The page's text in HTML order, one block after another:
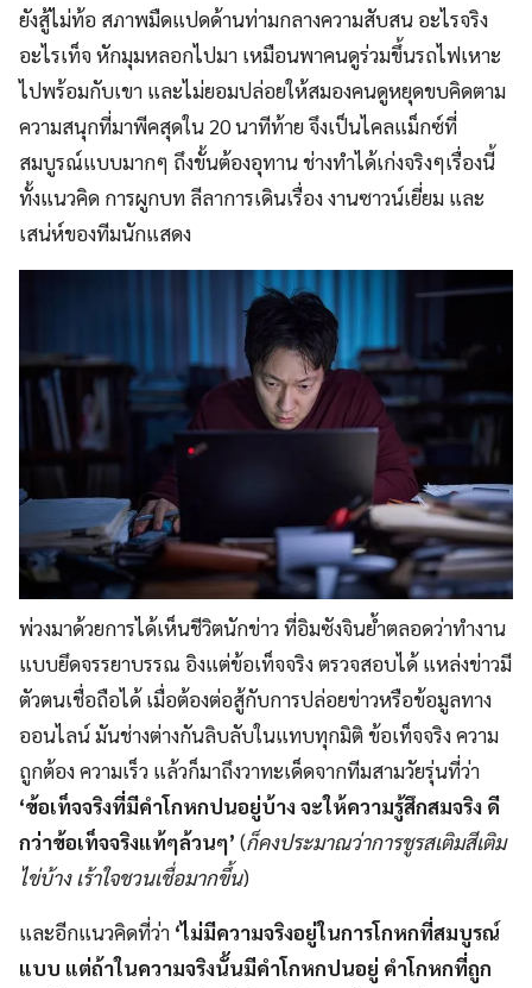
ยังสู้ไม่ท้อ สภาพมืดแปดด้านท่ามกลางความสับสน อะไรจริง
อะไรเท็จ หักมุมหลอกไปมา เหมือนพาคนดูร่วมขึ้นรถไฟเหาะ
ไปพร้อมกับเขา และไม่ยอมปล่อยให้สมองคนดูหยุดขบคิดตาม
ความสนุกที่มาพีคสุดใน 20 นาทีท้าย จึงเป็นไคลแม็กซ์ที่
สมบูรณ์แบบมากๆ ถึงขั้นต้องอุทาน ช่างทำได้เก่งจริงๆเรื่องนี้
ทั้งแนวคิด การผูกบท ลีลาการเดินเรื่อง งานซาวน์เยี่ยม และ
เสน่ห์ของทีมนักแสดง
พ่วงมาด้วยการได้เห็นชีวิตนักข่าว ที่อิมซังจินย้ำตลอดว่าทำงาน
แบบยึดจรรยาบรรณ อิงแต่ข้อเท็จจริง ตรวจสอบได้ แหล่งข่าวมี
ตัวตนเชื่อถือได้ เมื่อต้องต่อสู้กับการปล่อยข่าวหรือข้อมูลทาง
ออนไลน์ มันช่างต่างกันลิบลับในแทบทุกมิติ ข้อเท็จจริง ความ
ถูกต้อง ความเร็ว แล้วก็มาถึงวาทะเด็ดจากทีมสามวัยรุ่นที่ว่า
‘ข้อเท็จจริงที่มีคำโกหกปนอยู่บ้าง จะให้ความรู้สึกสมจริง ดี
กว่าข้อเท็จจริงแท้ๆล้วนๆ’ (ก็คงประมาณว่าการชูรสเติมสีเติม
ไข่บ้าง เร้าใจชวนเชื่อมากขึ้น)
และอีกแนวคิดที่ว่า ‘ไม่มีความจริงอยู่ในการโกหกที่สมบูรณ์
แบบ แต่ถ้าในความจริงนั้นมีคำโกหกปนอยู่ คำโกหกที่ถูก